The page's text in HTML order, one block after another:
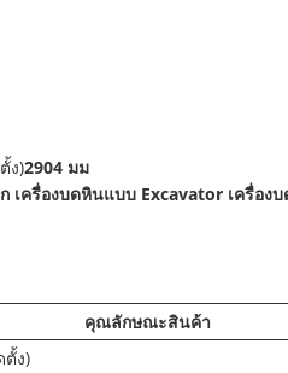
ง)2904 มม
เครื่องบดหินแบบ Excavator เครื่อง
คุณลักษณะสินค้า
ตั้ง)